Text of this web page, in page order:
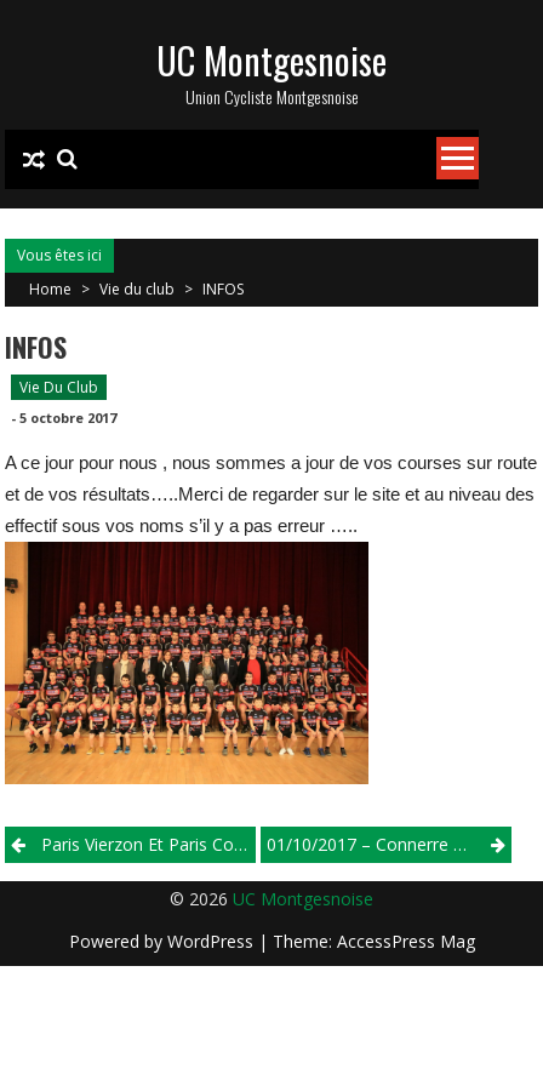
UC Montgesnoise
Union Cycliste Montgesnoise
Vous êtes ici
Home > Vie du club > INFOS
INFOS
Vie Du Club
-5 octobre 2017
A ce jour pour nous , nous sommes a jour de vos courses sur route
et de vos résultats…..Merci de regarder sur le site et au niveau des
effectif sous vos noms s’il y a pas erreur …..
Post
navigation
Paris Vierzon Et Paris Connerre- Elite- Deuxième Partie 01/10/2017 – Connerre – 2/3/j
© 2026 UC Montgesnoise
Powered by WordPress | Theme: AccessPress Mag